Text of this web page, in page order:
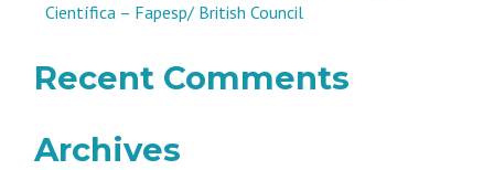
Científica – Fapesp/ British Council
Recent Comments
Archives